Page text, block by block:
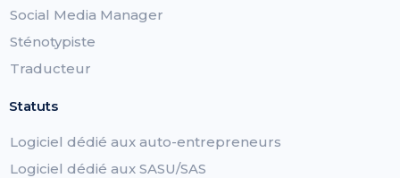
Social Media Manager
Sténotypiste
Traducteur
Statuts
Logiciel dédié aux auto-entrepreneurs
Logiciel dédié aux SASU/SAS